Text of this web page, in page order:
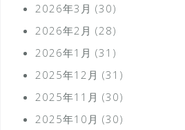
2026年3月 (30)
2026年2月 (28)
2026年1月 (31)
2025年12月 (31)
2025年11月 (30)
2025年10月 (30)